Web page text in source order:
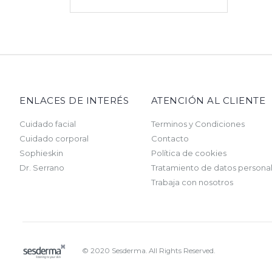
ENLACES DE INTERÉS
Cuidado facial
Cuidado corporal
Sophieskin
Dr. Serrano
ATENCIÓN AL CLIENTE
Terminos y Condiciones
Contacto
Política de cookies
Tratamiento de datos
Trabaja con nosotros
© 2020 Sesderma. All Rights Reserved.